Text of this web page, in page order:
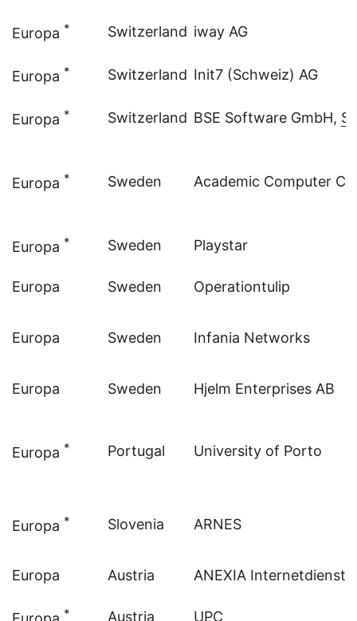
Europa * Switzerland iway AG
Europa * Switzerland Init7 (Schweiz) AG
Europa * Switzerland BSE Software GmbH,
Europa * Sweden Academic Computer
Europa * Sweden Playstar
Europa Sweden Operationtulip
Europa Sweden Infania Networks
Europa Sweden Hjelm Enterprises AB
Europa * Portugal University of Porto
Europa * Slovenia ARNES
Europa Austria ANEXIA
* Austria UPC